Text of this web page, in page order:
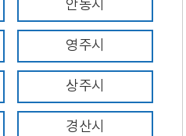
안동시
영주시
상주시
경산시